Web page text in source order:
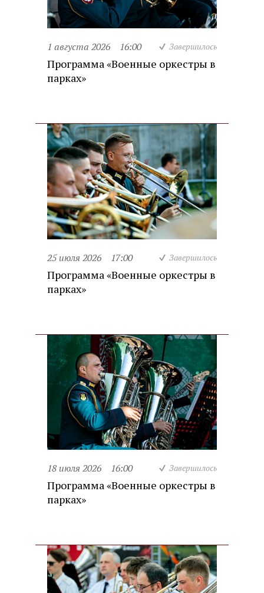
1 августа 2026 16:00 Завершилось
Программа «Военные оркестры в
парках»
25 июля 2026 17:00 Завершилось
Программа «Военные оркестры в
парках»
18 июля 2026 16:00 Завершилось
Программа «Военные оркестры в
парках»